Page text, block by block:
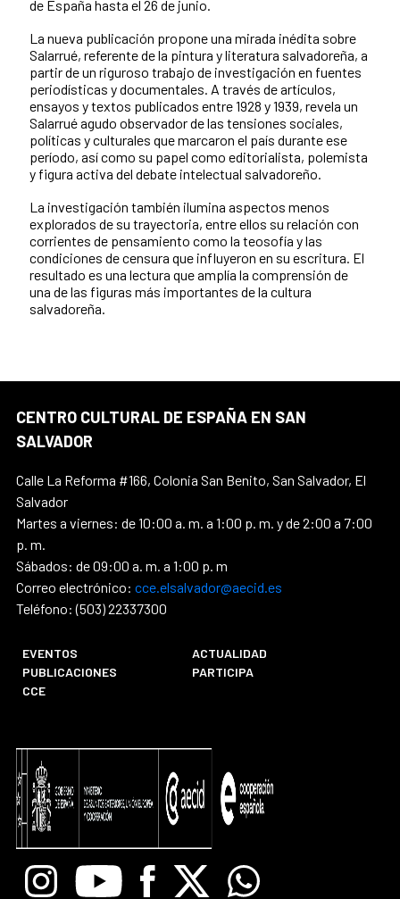
de España hasta el 26 de junio.
La nueva publicación propone una mirada inédita sobre
Salarrué, referente de la pintura y literatura salvadoreña, a
partir de un riguroso trabajo de investigación en fuentes
periodísticas y documentales. A través de artículos,
ensayos y textos publicados entre 1928 y 1939, revela un
Salarrué agudo observador de las tensiones sociales,
políticas y culturales que marcaron el país durante ese
período, así como su papel como editorialista, polemista
y figura activa del debate intelectual salvadoreño.
La investigación también ilumina aspectos menos
explorados de su trayectoria, entre ellos su relación con
corrientes de pensamiento como la teosofía y las
condiciones de censura que influyeron en su escritura. El
resultado es una lectura que amplía la comprensión de
una de las figuras más importantes de la cultura
salvadoreña.
CENTRO CULTURAL DE ESPAÑA EN SAN
SALVADOR
Calle La Reforma #166, Colonia San Benito, San Salvador, El
Salvador
Martes a viernes: de 10:00 a. m. a 1:00 p. m. y de 2:00 a 7:00
p. m.
Sábados: de 09:00 a. m. a 1:00 p. m
Correo electrónico: cce.elsalvador@aecid.es
Teléfono: (503) 22337300
EVENTOS
ACTUALIDAD
PUBLICACIONES
PARTICIPA
CCE
InstagramYoutube Facebook
X Whatsapp